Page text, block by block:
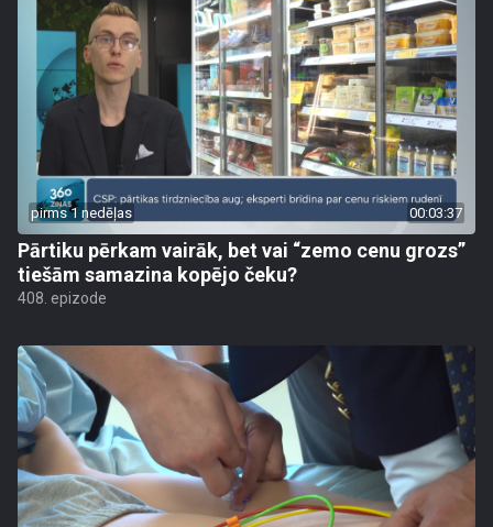
pirms 1 nedēļas 00:03:37
Pārtiku pērkam vairāk, bet vai “zemo cenu grozs”
tiešām samazina kopējo čeku?
408. epizode